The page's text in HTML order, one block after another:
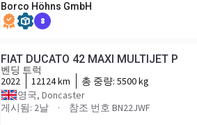
Borco Höhns GmbH
8
FIAT DUCATO 42 MAXI MULTIJET P
벤딩 트럭
2022
12124 km 총 중량: 5500 kg
영국, Doncaster
게시됨: 2날
참조 번호 BN22JWF